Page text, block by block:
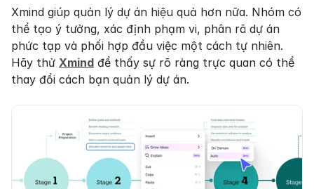
Xmind giúp quản lý dự án hiệu quả hơn nữa. Nhóm có
thể tạo ý tưởng, xác định phạm vi, phân rã dự án
phức tạp và phối hợp đầu việc một cách tự nhiên.
Hãy thử Xmind để thấy sự rõ ràng trực quan có thể
thay đổi cách bạn quản lý dự án.